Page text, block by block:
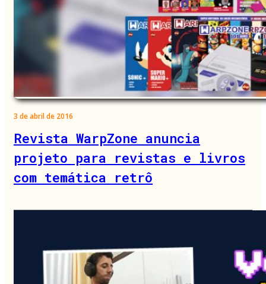
3 de abril de 2016
Revista WarpZone anuncia
projeto para revistas e livros
com temática retrô